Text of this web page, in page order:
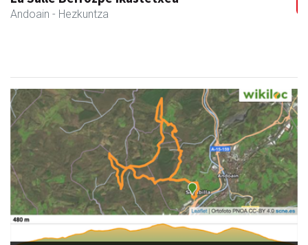
Andoain - Arropa-dendak